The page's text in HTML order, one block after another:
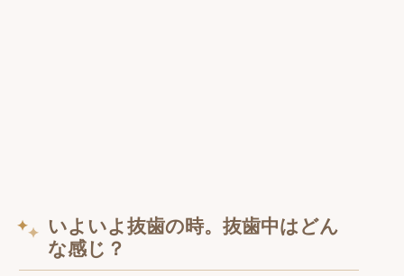
いよいよ抜歯の時。抜歯中はどん
な感じ？